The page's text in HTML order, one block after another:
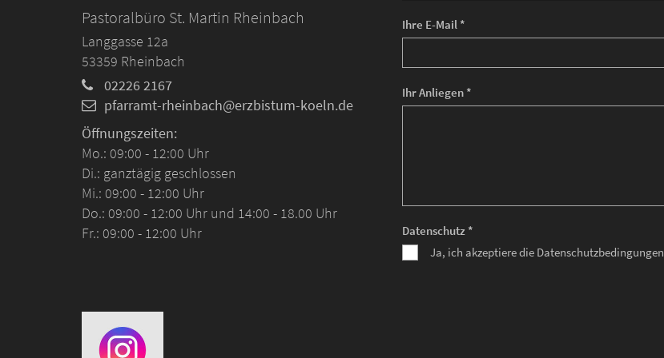
Ihre E-Mail *
Ihr Anliegen *
Datenschutz *
Ja, ich akzeptiere die Datenschutzbedingungen
Pastoralbüro St. Martin Rheinbach
Langgasse 12a
53359 Rheinbach
02226 2167
pfarramt-rheinbach@erzbistum-koeln.de
Öffnungszeiten:
Mo.: 09:00 - 12:00 Uhr
Di.: ganztägig geschlossen
Mi.: 09:00 - 12:00 Uhr
Do.: 09:00 - 12:00 Uhr und 14:00 - 18.00 Uhr
Fr.: 09:00 - 12:00 Uhr